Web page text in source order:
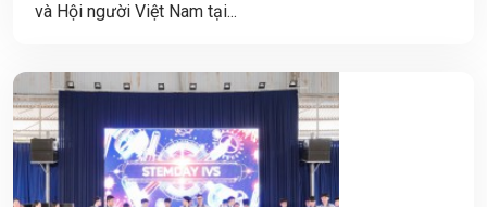
và Hội người Việt Nam tại...